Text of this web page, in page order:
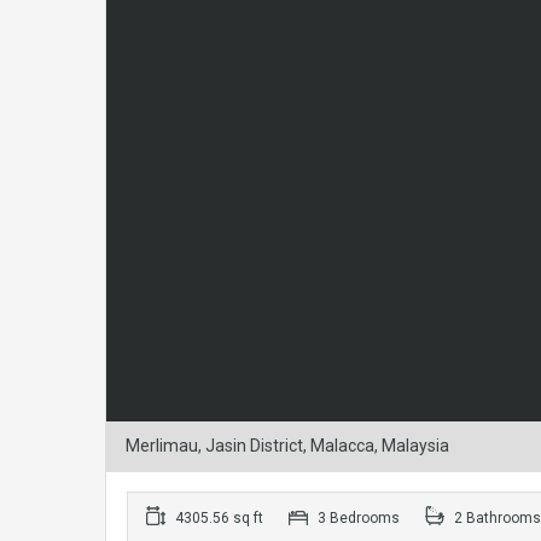
Merlimau, Jasin District, Malacca, Malaysia
4305.56 sq ft 3 Bedrooms 2 Bathrooms